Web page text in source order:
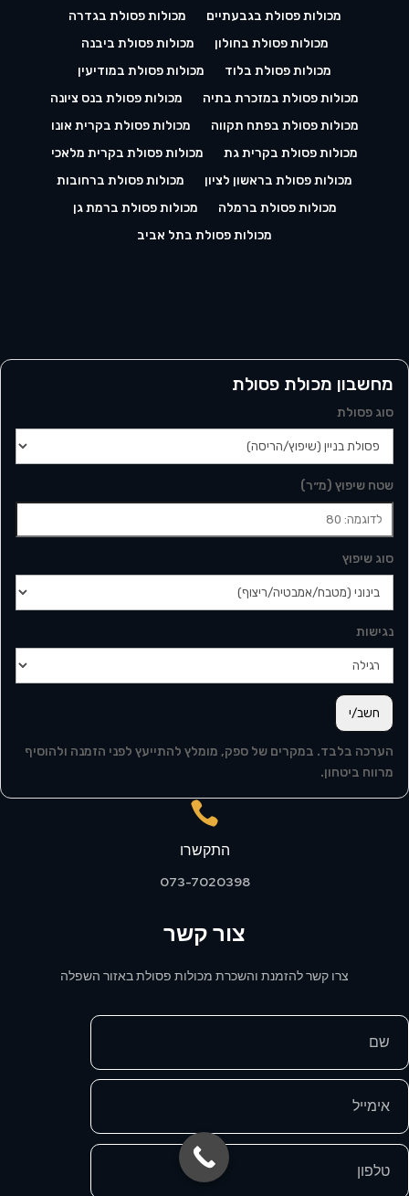
מכולות פסולת בגבעתיים
מכולות פסולת בגדרה
מכולות פסולת בחולון
מכולות פסולת ביבנה
מכולות פסולת בלוד
מכולות פסולת במודיעין
מכולות פסולת במזכרת בתיה
מכולות פסולת בנס ציונה
מכולות פסולת בפתח תקווה
מכולות פסולת בקרית אונו
מכולות פסולת בקרית גת
מכולות פסולת בקרית מלאכי
מכולות פסולת בראשון לציון
מכולות פסולת ברחובות
מכולות פסולת ברמלה
מכולות פסולת ברמת גן
מכולות פסולת בתל אביב
מחשבון מכולת פסולת
סוג פסולת
שטח שיפוץ (מ״ר)
סוג שיפוץ
נגישות
חשב/י
הערכה בלבד. במקרים של ספק, מומלץ להתייעץ לפני הזמנה ולהוסיף
מרווח ביטחון.

התקשרו
073-7020398
צור קשר
צרו קשר להזמנת והשכרת מכולות פסולת באזור השפלה